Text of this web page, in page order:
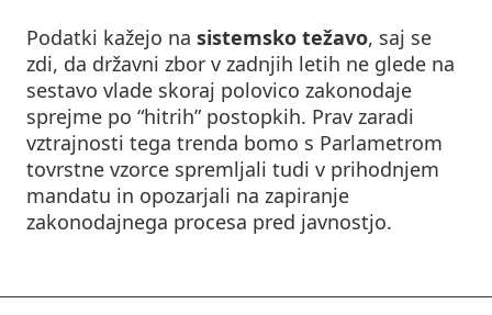
Podatki kažejo na sistemsko težavo, saj se
zdi, da državni zbor v zadnjih letih ne glede na
sestavo vlade skoraj polovico zakonodaje
sprejme po “hitrih” postopkih. Prav zaradi
vztrajnosti tega trenda bomo s Parlametrom
tovrstne vzorce spremljali tudi v prihodnjem
mandatu in opozarjali na zapiranje
zakonodajnega procesa pred javnostjo.